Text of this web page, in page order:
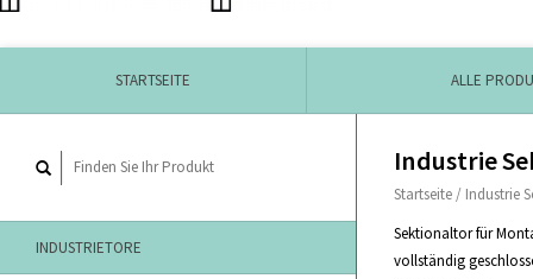
STARTSEITE ALLE
INDUSTRIETORE
Industrie
Startseite / Industrie
Sektionaltor für
vollständig